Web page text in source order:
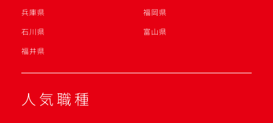
兵庫県
福岡県
石川県
富山県
福井県
人気職種